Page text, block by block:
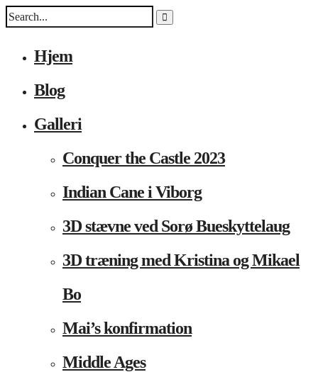
Hjem
Blog
Galleri
Conquer the Castle 2023
Indian Cane i Viborg
3D stævne ved Sorø Bueskyttelaug
3D træning med Kristina og Mikael
Bo
Mai’s konfirmation
Middle Ages